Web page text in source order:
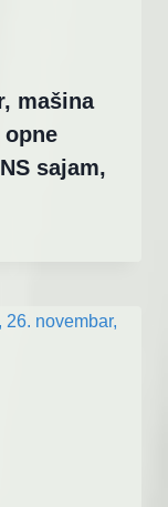
mašina
opne
sajam,